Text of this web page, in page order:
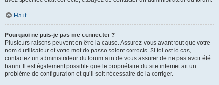
Haut
Pourquoi ne puis-je pas me connecter ?
Plusieurs raisons peuvent en être la cause. Assurez-vous avant tout que votre
nom d’utilisateur et votre mot de passe soient corrects. Si tel est le cas,
contactez un administrateur du forum afin de vous assurer de ne pas avoir été
banni. Il est également possible que le propriétaire du site internet ait un
problème de configuration et qu’il soit nécessaire de la corriger.